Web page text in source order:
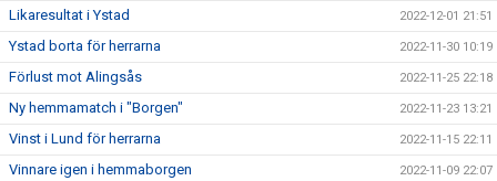
Likaresultat i Ystad 2022-12-01 21:51
Ystad borta för herrarna 2022-11-30 10:19
Förlust mot Alingsås 2022-11-25 22:18
Ny hemmamatch i "Borgen" 2022-11-23 13:21
Vinst i Lund för herrarna 2022-11-15 22:11
Vinnare igen i hemmaborgen 2022-11-09 22:07